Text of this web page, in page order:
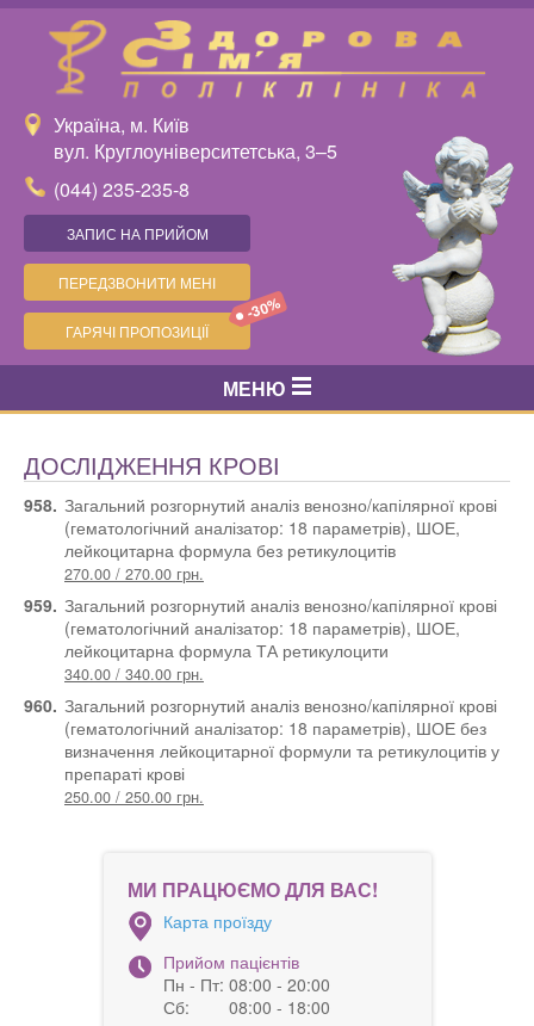
Україна, м. Київ
вул. Круглоуніверситетська, 3–5
(044) 235-235-8
ЗАПИС НА ПРИЙОМ
ПЕРЕДЗВОНИТИ МЕНІ
ГАРЯЧІ ПРОПОЗИЦІЇ
-30%
МЕНЮ
ДОСЛІДЖЕННЯ КРОВІ
958. Загальний розгорнутий аналіз венозно/капілярної крові
(гематологічний аналізатор: 18 параметрів), ШОЕ,
лейкоцитарна формула без ретикулоцитів
270.00 / 270.00 грн.
959. Загальний розгорнутий аналіз венозно/капілярної крові
(гематологічний аналізатор: 18 параметрів), ШОЕ,
лейкоцитарна формула ТА ретикулоцити
340.00 / 340.00 грн.
960. Загальний розгорнутий аналіз венозно/капілярної крові
(гематологічний аналізатор: 18 параметрів), ШОЕ без
визначення лейкоцитарної формули та ретикулоцитів у
препараті крові
250.00 / 250.00 грн.
МИ ПРАЦЮЄМО ДЛЯ ВАС!
Карта проїзду
Прийом пацієнтів
Пн - Пт: 08:00 - 20:00
Сб:
08:00 - 18:00